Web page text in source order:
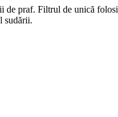
praf. Filtrul de unică
sudării.